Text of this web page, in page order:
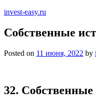
invest-easy.ru
Собственные
Posted on 11 июня, 2022 by
32.